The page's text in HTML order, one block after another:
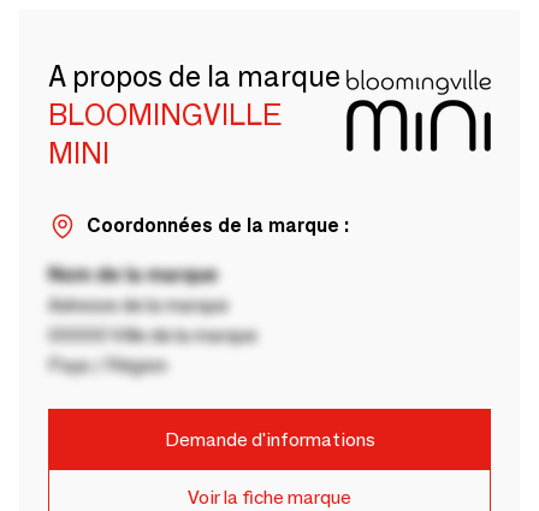
A propos de la marque
BLOOMINGVILLE
MINI
Coordonnées de la marque :
Nom de la marque
Adresse de la marque
00000 Ville de la marque
Pays / Région
Demande d'informations
Voir la fiche marque